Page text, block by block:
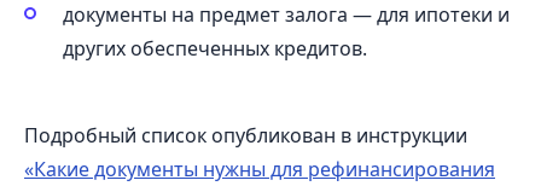
документы на предмет залога — для ипотеки и
других обеспеченных кредитов.
Подробный список опубликован в инструкции
«Какие документы нужны для рефинансирования